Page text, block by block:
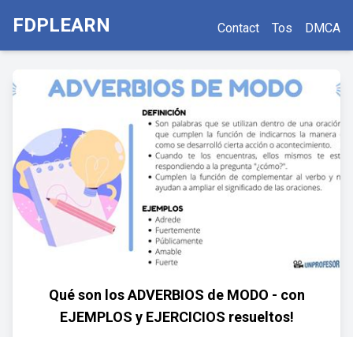
FDPLEARN Contact Tos DMCA
Qué son los ADVERBIOS de MODO - con
EJEMPLOS y EJERCICIOS resueltos!